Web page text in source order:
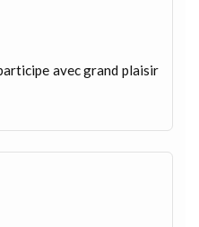
avec grand plaisir